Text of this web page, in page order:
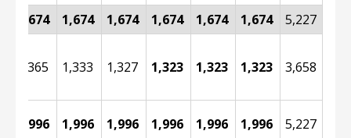
1,674
1,674 1,674 1,674 1,674 1,674 5,227
1,365 1,333 1,327 1,323 1,323 1,323 3,658
1,996 1,996 1,996 1,996 1,996 1,996 5,227